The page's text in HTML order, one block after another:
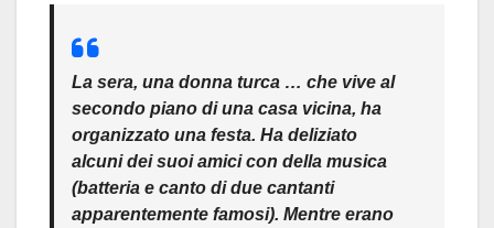
La sera, una donna turca … che vive al
secondo piano di una casa vicina, ha
organizzato una festa. Ha deliziato
alcuni dei suoi amici con della musica
(batteria e canto di due cantanti
apparentemente famosi). Mentre erano